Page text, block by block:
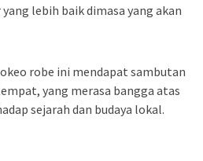
lebih baik dimasa yang akan
robe ini mendapat sambutan
yang merasa bangga atas
sejarah dan budaya lokal.